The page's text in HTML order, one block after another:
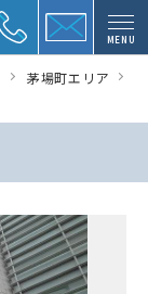
MENU
茅場町エリア